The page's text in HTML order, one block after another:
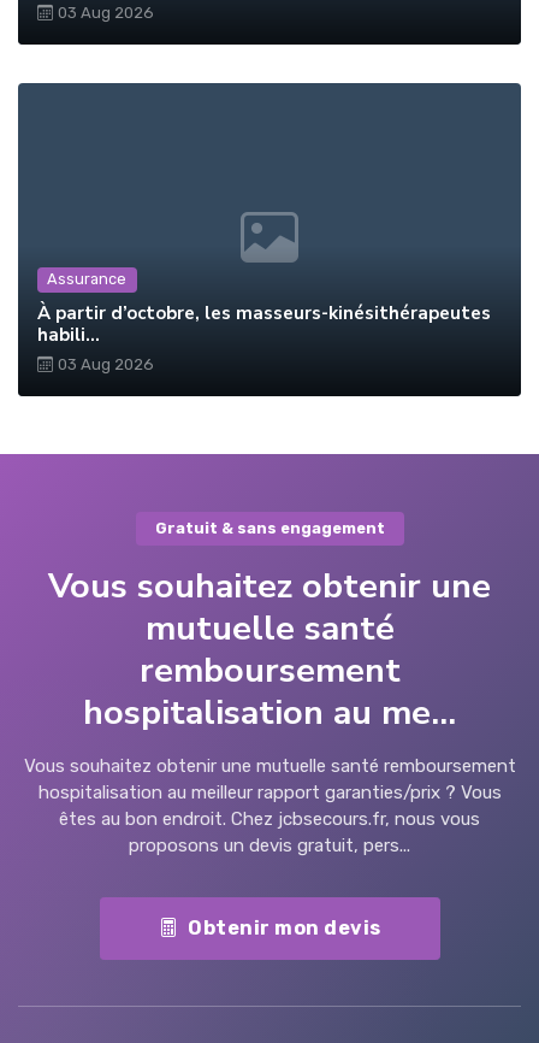
03 Aug 2026
Assurance
À partir d’octobre, les masseurs-kinésithérapeutes
habili...
03 Aug 2026
Gratuit & sans engagement
Vous souhaitez obtenir une
mutuelle santé
remboursement
hospitalisation au me...
Vous souhaitez obtenir une mutuelle santé remboursement
hospitalisation au meilleur rapport garanties/prix ? Vous
êtes au bon endroit. Chez jcbsecours.fr, nous vous
proposons un devis gratuit, pers...
Obtenir mon devis